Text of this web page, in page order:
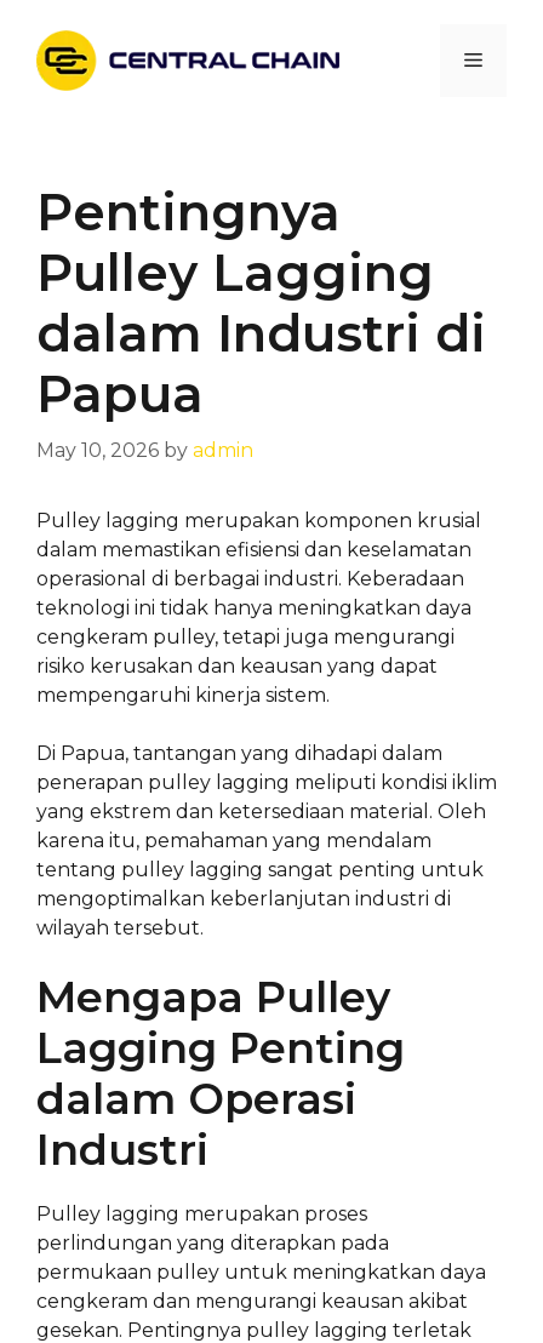
content
Menu
Pentingnya
Pulley Lagging
dalam Industri di
Papua
May 10, 2026 by admin
Pulley lagging merupakan komponen krusial
dalam memastikan efisiensi dan keselamatan
operasional di berbagai industri. Keberadaan
teknologi ini tidak hanya meningkatkan daya
cengkeram pulley, tetapi juga mengurangi
risiko kerusakan dan keausan yang dapat
mempengaruhi kinerja sistem.
Di Papua, tantangan yang dihadapi dalam
penerapan pulley lagging meliputi kondisi iklim
yang ekstrem dan ketersediaan material. Oleh
karena itu, pemahaman yang mendalam
tentang pulley lagging sangat penting untuk
mengoptimalkan keberlanjutan industri di
wilayah tersebut.
Mengapa Pulley
Lagging Penting
dalam Operasi
Industri
Pulley lagging merupakan proses
perlindungan yang diterapkan pada
permukaan pulley untuk meningkatkan daya
cengkeram dan mengurangi keausan akibat
gesekan. Pentingnya pulley lagging terletak